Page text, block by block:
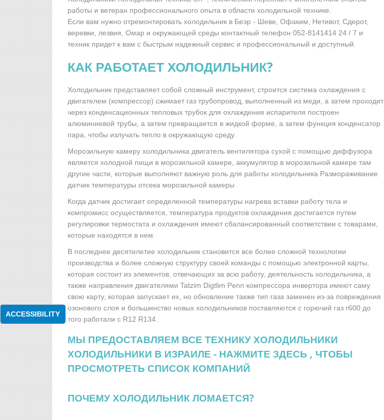
работы и ветеран профессионального опыта в области холодильной технике.
Если вам нужно отремонтировать холодильник в Беэр - Шеве, Офаким, Нетивот, Сдерот,
веревки, лезвия, Омар и окружающей среды контактный телефон 052-8141414 24 / 7 и
техник придет к вам с быстрым надежный сервис и профессиональный и доступный.
КАК РАБОТАЕТ ХОЛОДИЛЬНИК?
Холодильник представляет собой сложный инструмент, строится система охлаждения с
двигателем (компрессор) сжимает газ трубопровод, выполненный из меди, а затем проходит
через конденсационных тепловых трубок для охлаждения испарителя построен
алюминиевой трубы, а затем превращается в жидкой форме, а затем функция конденсатор
пара, чтобы излучать тепло в окружающую среду.
Морозильную камеру холодильника двигатель вентилятора сухой с помощью диффузора
является холодной пищи в морозильной камере, аккумулятор в морозильной камере там
другие части, которые выполняют важную роль для работы холодильника Размораживание
датчик температуры отсека морозильной камеры
Когда датчик достигает определенной температуры нагрева вставки работу тела и
компромисс осуществляется, температура продуктов охлаждения достигается путем
регулировки термостата и охлаждения имеют сбалансированный соответствии с товарами,
которые находятся в нем.
В последнее десятилетие холодильник становится все более сложной технологии
производства и более сложную структуру своей команды с помощью электронной карты,
которая состоит из элементов, отвечающих за всю работу, деятельность холодильника, а
также направления двигателями Tatzim Digtlim Penn компрессора инвертора имеют саму
свою карту, которая запускает их, но обновление также тип газа заменен из-за повреждения
озонового слоя и большинство новых холодильников поставляются с горючий газ r600 до
того работали с R12 R134.
МЫ ПРЕДОСТАВЛЯЕМ ВСЕ ТЕХНИКУ ХОЛОДИЛЬНИКИ
ХОЛОДИЛЬНИКИ В ИЗРАИЛЕ - НАЖМИТЕ ЗДЕСЬ , ЧТОБЫ
ПРОСМОТРЕТЬ СПИСОК КОМПАНИЙ
ПОЧЕМУ ХОЛОДИЛЬНИК ЛОМАЕТСЯ?
ACCESSIBILITY